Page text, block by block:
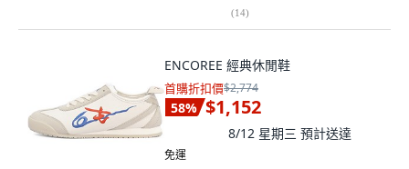
(14)
ENCOREE 經典休閒鞋
首購折扣價$2,774
58% $1,152
8/12 星期三 預計送達
免運